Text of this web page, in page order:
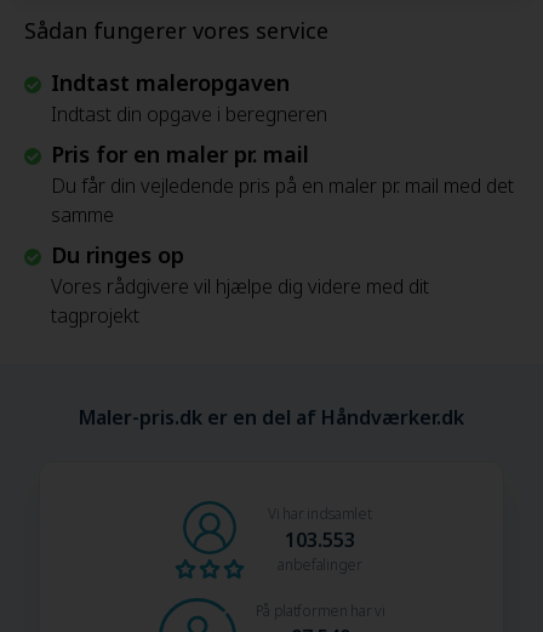
Sådan fungerer vores service
Indtast maleropgaven
Indtast din opgave i beregneren
Pris for en maler pr. mail
Du får din vejledende pris på en maler pr. mail med det
samme
Du ringes op
Vores rådgivere vil hjælpe dig videre med dit
tagprojekt
Maler-pris.dk er en del af Håndværker.dk
Vi har indsamlet
103.553
anbefalinger
På platformen har vi